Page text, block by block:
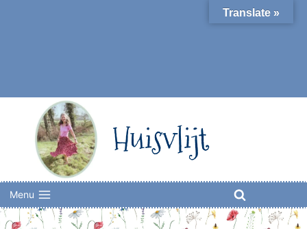
Huisvlijt
Menu
Translate »